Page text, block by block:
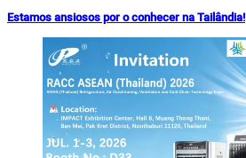
Estamos ansiosos por o conhecer na Tailândia!